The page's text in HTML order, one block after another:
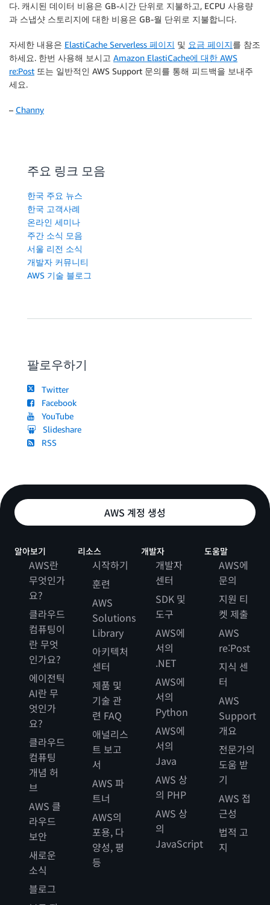
다. 캐시된 데이터 비용은 GB-시간 단위로 지불하고, ECPU 사용량
과 스냅샷 스토리지에 대한 비용은 GB-월 단위로 지불합니다.
자세한 내용은 ElastiCache Serverless 페이지 및 요금 페이지를 참조
하세요. 한번 사용해 보시고 Amazon ElastiCache에 대한 AWS
re:Post 또는 일반적인 AWS Support 문의를 통해 피드백을 보내주
세요.
– Channy
주요 링크 모음
한국 주요 뉴스
한국 고객사례
온라인 세미나
주간 소식 모음
서울 리전 소식
개발자 커뮤니티
AWS 기술 블로그
팔로우하기
Twitter
Facebook
YouTube
Slideshare
RSS
AWS 계정 생성
알아보기
AWS란
무엇인가
요?
클라우드
컴퓨팅이
란 무엇
인가요?
에이전틱
AI란 무
엇인가
요?
클라우드
컴퓨팅
개념 허
브
AWS 클
라우드
보안
새로운
소식
블로그
리소스
시작하기
훈련
AWS
Solutions
Library
아키텍처
센터
제품 및
기술 관
련 FAQ
애널리스
트 보고
서
AWS 파
트너
AWS의
포용, 다
양성, 평
등
개발자
개발자
센터
SDK 및
도구
AWS에
서의
.NET
AWS에
서의
Python
AWS에
서의
Java
AWS 상
의 PHP
AWS 상
의
JavaScript
도움말
AWS에
문의
지원 티
켓 제출
AWS
re:Post
지식 센
터
AWS
Support
개요
전문가의
도움 받
기
AWS 접
근성
법적 고
지